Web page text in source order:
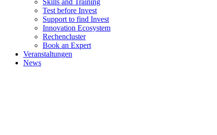
Skills and Training
Test before Invest
Support to find Invest
Innovation Ecosystem
Rechencluster​
Book an Expert
Veranstaltungen
News